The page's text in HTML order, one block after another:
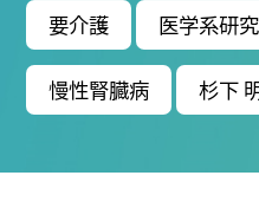
Research VIDEOS
Researchers'
要介護 医学系研
慢性腎臓病 杉下